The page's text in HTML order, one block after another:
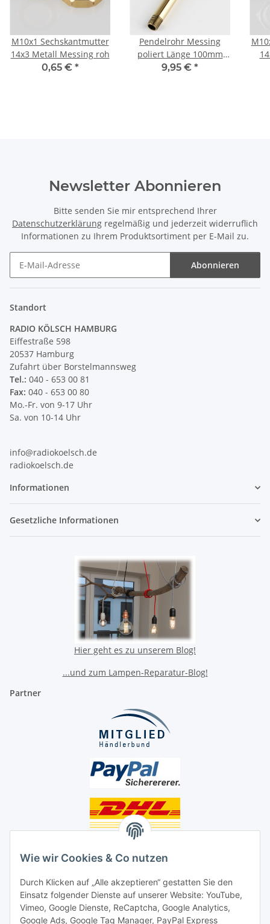
Wie wir Cookies & Co nutzen
Durch Klicken auf „Alle akzeptieren“ gestatten Sie den
Einsatz folgender Dienste auf unserer Website: YouTube,
Vimeo, Google Dienste, ReCaptcha, Google Analytics,
Google Ads, Google Tag Manager, PayPal Express
M10x1 Sechskantmutter
14x3 Metall Messing roh
0,65 € *
Pendelrohr Messing
poliert Länge 100mm
M10x1 Außengewinde
9,95 € *
Newsletter Abonnieren
Bitte senden Sie mir entsprechend Ihrer
Datenschutzerklärung regelmäßig und jederzeit widerruflich
Informationen zu Ihrem Produktsortiment per E-Mail zu.
Abonnieren
Standort
RADIO KÖLSCH HAMBURG
Eiffestraße 598
20537 Hamburg
Zufahrt über Borstelmannsweg
Tel.: 040 - 653 00 81
Fax: 040 - 653 00 80
Mo.-Fr. von 9-17 Uhr
Sa. von 10-14 Uhr
info@radiokoelsch.de
radiokoelsch.de
Informationen
Gesetzliche Informationen
Hier geht es zu unserem Blog!
...und zum Lampen-Reparatur-Blog!
Partner
Social Media
Unsere Dienstleistungen